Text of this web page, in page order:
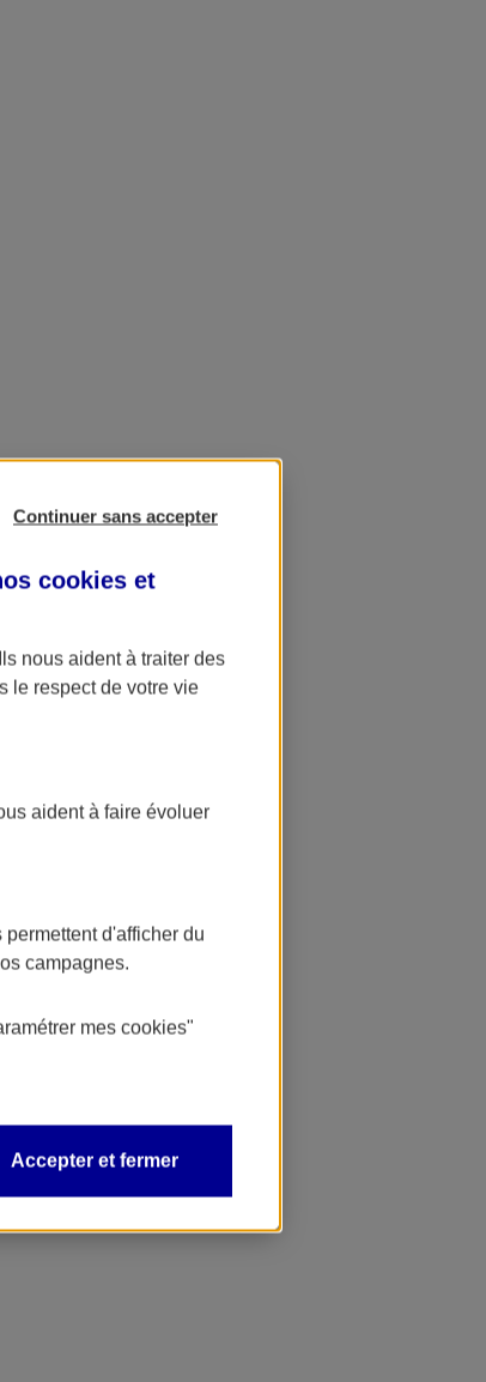
Continuer sans accepter
cookies et
nous aident à traiter des
le respect de votre vie
aident à faire évoluer
d'afficher du
campagnes.
mes cookies"
Accepter et fermer